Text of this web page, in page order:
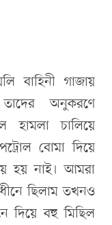
বাহিনী গাজায়
তাদের অনুকরণে
হামলা চালিয়ে
বোমা দিয়ে
হয় নাই। আমরা
ছিলাম তখনও
দিয়ে বহু মিছিল